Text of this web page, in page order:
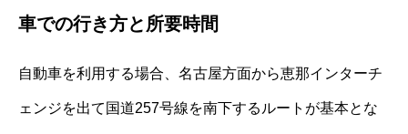
車での行き方と所要時間
自動車を利用する場合、名古屋方面から恵那インターチ
ェンジを出て国道257号線を南下するルートが基本とな